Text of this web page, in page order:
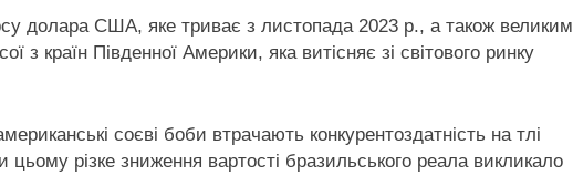
долара США, яке триває з листопада 2023 р., а також великим
з країн Південної Америки, яка витісняє зі світового ринку
соєві боби втрачають конкурентоздатність на тлі
цьому різке зниження вартості бразильського реала викликало